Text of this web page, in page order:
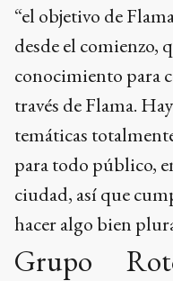
“el objetivo de
desde el comienzo,
conocimiento para
través de Flama.
temáticas
para todo público,
ciudad, así que
hacer algo bien
Grupo